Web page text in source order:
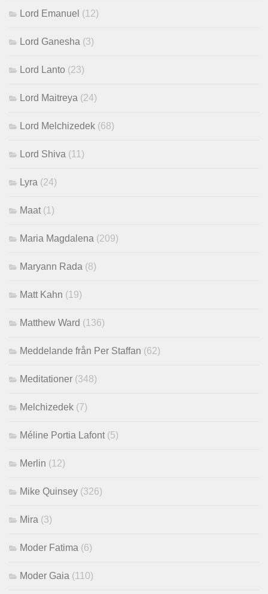
Lord Emanuel (12)
Lord Ganesha (3)
Lord Lanto (23)
Lord Maitreya (24)
Lord Melchizedek (68)
Lord Shiva (11)
Lyra (24)
Maat (1)
Maria Magdalena (209)
Maryann Rada (8)
Matt Kahn (19)
Matthew Ward (136)
Meddelande från Per Staffan (62)
Meditationer (348)
Melchizedek (7)
Méline Portia Lafont (5)
Merlin (12)
Mike Quinsey (326)
Mira (3)
Moder Fatima (6)
Moder Gaia (110)